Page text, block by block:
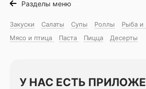
Разделы меню
Закуски Салаты Супы Роллы
Рыба и
Мясо и птица
Паста Пицца Десерты
У НАС ЕСТЬ